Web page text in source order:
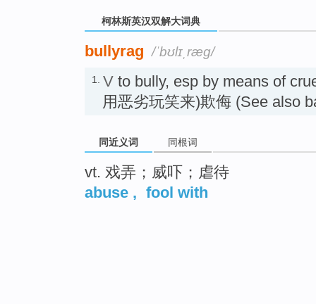
柯林斯英汉双解大词典
bullyrag /ˈbʊlɪˌræɡ/
1. V to bully, esp by means of
用恶劣玩笑来)欺侮 (See also
同近义词 同根词
vt. 戏弄；威吓；虐待
abuse , fool with